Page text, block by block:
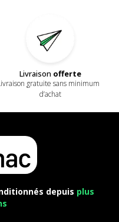
Livraison offerte
gratuite sans minimum
d’achat
depuis plus